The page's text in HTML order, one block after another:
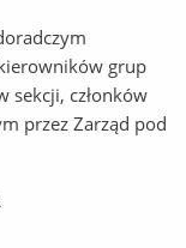
kierowników grup
sekcji, członków
przez Zarząd pod